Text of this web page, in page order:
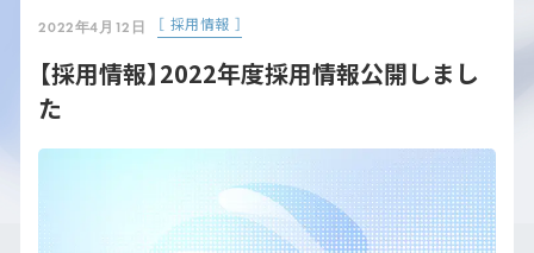
2022年4月12日 ［ 採用情報 ］
【採用情報】2022年度採用情報公開しまし
た